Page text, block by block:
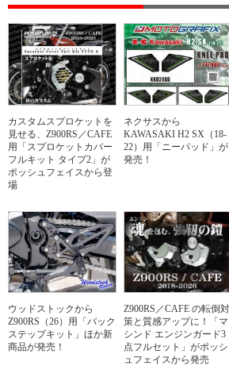
カスタムスプロケットを
見せる、Z900RS／CAFE
用「スプロケットカバー
フルキット タイプ2」が
ポッシュフェイスから登
場
ネクサスから
KAWASAKI H2 SX（18-
22）用「ニーパッド」が
発売！
ウッドストックから
Z900RS（26）用「バック
ステップキット」ほか新
商品が発売！
Z900RS／CAFE の転倒対
策と質感アップに！「マ
シンド エンジンガード3
点フルセット」がポッシ
ュフェイスから発売